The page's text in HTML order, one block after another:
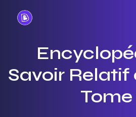
Savoir Relatif
Tome